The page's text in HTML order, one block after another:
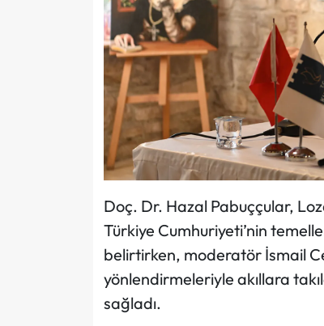
Doç. Dr. Hazal Pabuççular,
Türkiye Cumhuriyeti’nin
belirtirken, moderatör İsmail
yönlendirmeleriyle akıllara
sağladı.